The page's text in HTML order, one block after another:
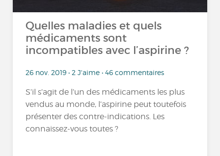
Quelles maladies et quels
médicaments sont
incompatibles avec l’aspirine ?
26 nov. 2019 • 2 J'aime • 46 commentaires
S’il s’agit de l’un des médicaments les plus
vendus au monde, l’aspirine peut toutefois
présenter des contre-indications. Les
connaissez-vous toutes ?